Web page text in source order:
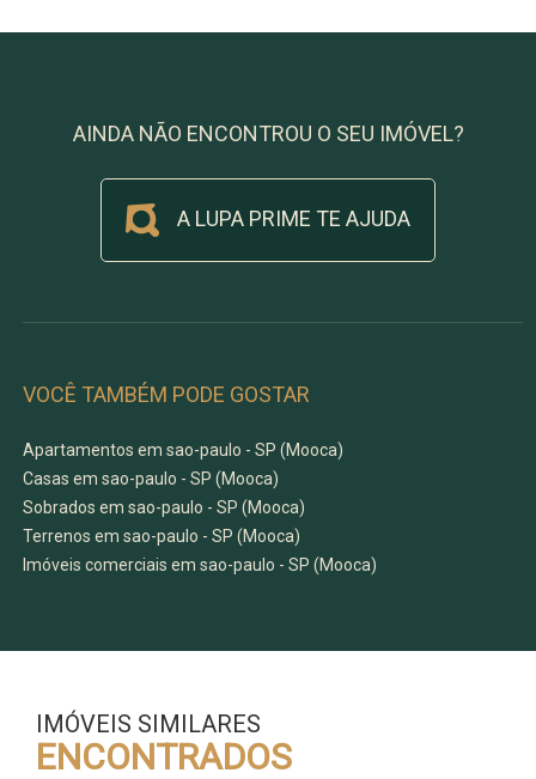
AINDA NÃO ENCONTROU O SEU IMÓVEL?
A LUPA PRIME TE AJUDA
VOCÊ TAMBÉM PODE GOSTAR
Apartamentos em sao-paulo - SP (Mooca)
Casas em sao-paulo - SP (Mooca)
Sobrados em sao-paulo - SP (Mooca)
Terrenos em sao-paulo - SP (Mooca)
Imóveis comerciais em sao-paulo - SP (Mooca)
IMÓVEIS SIMILARES
ENCONTRADOS